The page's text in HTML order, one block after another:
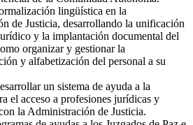
lingüística en la
de Justicia, desarrollando la unificación
y la implantación documental del
organizar y gestionar la
y alfabetización del personal a su
un sistema de ayuda a la
el acceso a profesiones jurídicas y
la Administración de Justicia.